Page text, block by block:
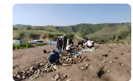
야 한다. 저러다 지구를 뚫을지도 모른다
어. 그걸로 끝인가? 그 물이 마셔도 괜찮
한다. 아니면? 말짱 꽝이다. 사진은 AI 조
니요 ..